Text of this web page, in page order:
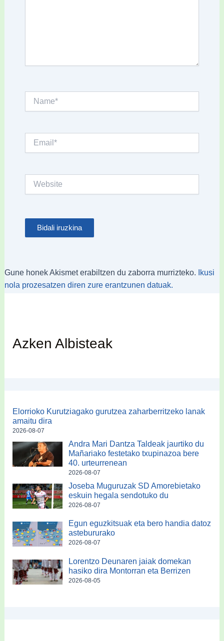
Gune honek Akismet erabiltzen du zaborra murrizteko.
Ikusi
nola prozesatzen diren zure erantzunen datuak.
Azken Albisteak
Elorrioko Kurutziagako gurutzea zaharberritzeko lanak
amaitu dira
2026-08-07
Andra Mari Dantza Taldeak jaurtiko du
Mañariako festetako txupinazoa bere
40. urteurrenean
2026-08-07
Joseba Muguruzak SD Amorebietako
eskuin hegala sendotuko du
2026-08-07
Egun eguzkitsuak eta bero handia datoz
astebururako
2026-08-07
Lorentzo Deunaren jaiak domekan
hasiko dira Montorran eta Berrizen
2026-08-05